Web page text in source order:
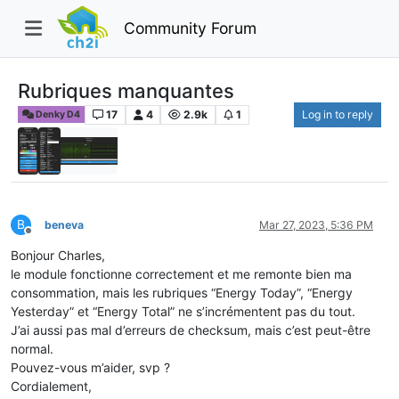
Community Forum
Rubriques manquantes
Denky D4 17 4 2.9k 1 Log in to reply
B
Offline
beneva Mar 27, 2023, 5:36 PM
Bonjour Charles,
le module fonctionne correctement et me remonte bien ma
consommation, mais les rubriques “Energy Today”, “Energy
Yesterday” et “Energy Total” ne s’incrémentent pas du tout.
J’ai aussi pas mal d’erreurs de checksum, mais c’est peut-être
normal.
Pouvez-vous m’aider, svp ?
Cordialement,